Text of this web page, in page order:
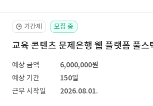
🕒 기간제 모집 중
교육 콘텐츠 문제은행 웹 플랫폼 풀스
예상 금액
6,000,000원
예상 기간
150일
근무 시작일
2026.08.01.